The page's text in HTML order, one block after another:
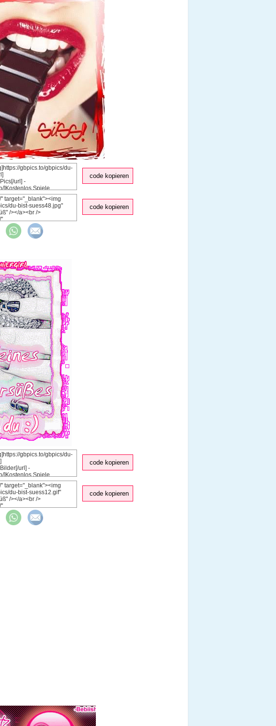
code kopieren
code kopieren
code kopieren
code kopieren